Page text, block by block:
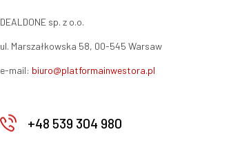
DEALDONE sp. z o.o.
ul. Marszałkowska 58, 00-545 Warsaw
e-mail: biuro@platformainwestora.pl
+48 539 304 980